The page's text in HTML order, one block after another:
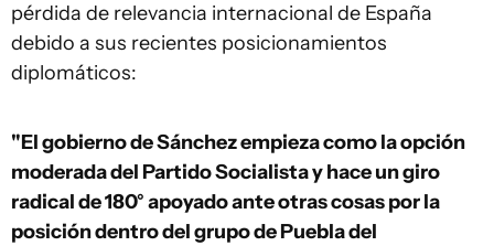
pérdida de relevancia internacional de España
debido a sus recientes posicionamientos
diplomáticos:
"El gobierno de Sánchez empieza como la opción
moderada del Partido Socialista y hace un giro
radical de 180° apoyado ante otras cosas por la
posición dentro del grupo de Puebla del